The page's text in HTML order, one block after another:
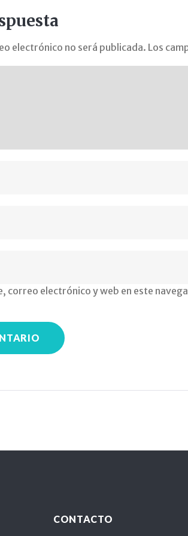
electrónico no será publicada. Los
correo electrónico y web en este
CONTACTO